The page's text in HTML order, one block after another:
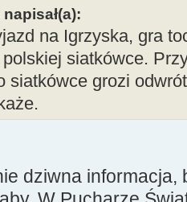
na Igrzyska, gra
siatkówce.
siatkówce grozi
dziwna informacja,